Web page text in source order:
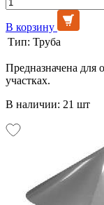
В корзину
Тип: Труба
Предназначена для
участках.
В наличии: 21 шт